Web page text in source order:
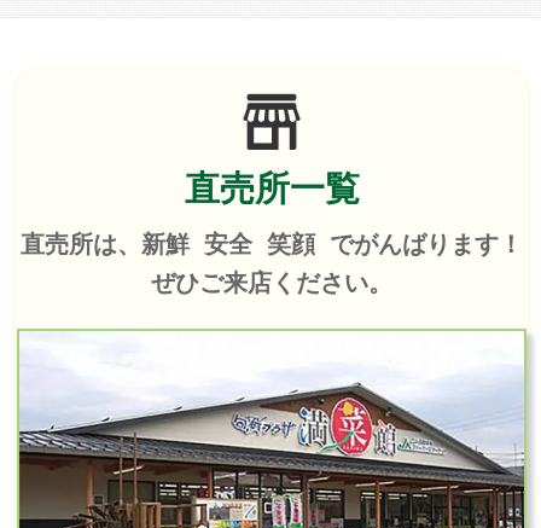
直売所一覧
直売所は、新鮮 安全 笑顔 でがんばります！
ぜひご来店ください。